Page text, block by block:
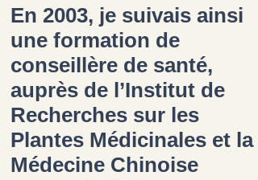
En 2003, je suivais ainsi
une formation de
conseillère de santé,
auprès de l’Institut de
Recherches sur les
Plantes Médicinales et la
Médecine Chinoise